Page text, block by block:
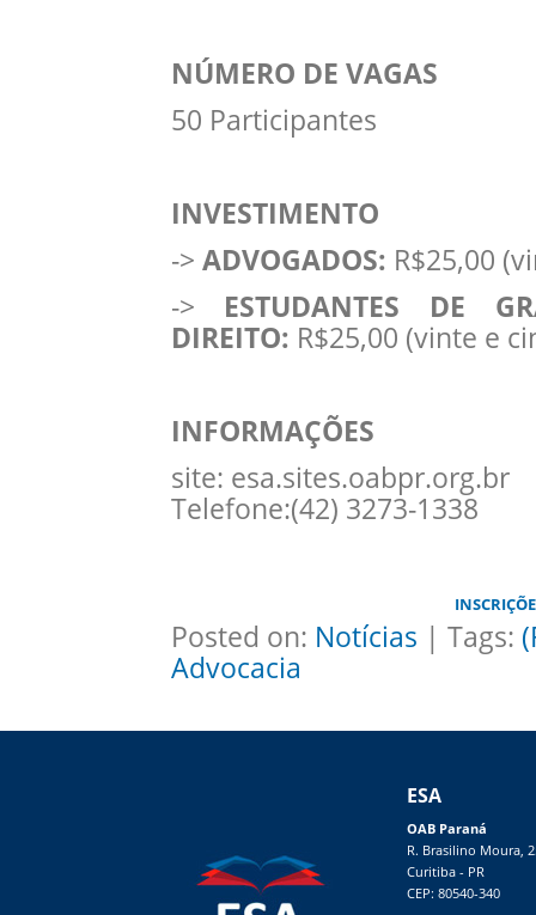
NÚMERO DE VAGAS
50 Participantes
INVESTIMENTO
-> ADVOGADOS: R$25,00
-> ESTUDANTES DE
DIREITO: R$25,00 (vinte e
INFORMAÇÕES
site: esa.sites.oabpr.org.br
Telefone:(42) 3273-1338
Posted on: Notícias | Tags:
Advocacia
ESA
OAB Paraná
R. Brasilino Moura,
Curitiba - PR
CEP: 80540-340